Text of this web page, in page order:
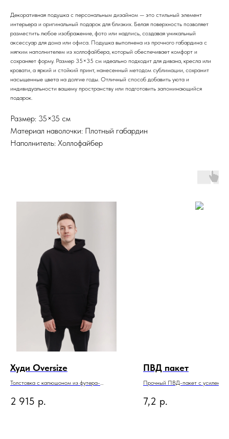
Декоративная подушка с персональным дизайном — это стильный элемент
интерьера и оригинальный подарок для близких. Белая поверхность позволяет
разместить любое изображение, фото или надпись, создавая уникальный
аксессуар для дома или офиса. Подушка выполнена из прочного габардина с
мягким наполнителем из холлофайбера, который обеспечивает комфорт и
сохраняет форму. Размер 35×35 см идеально подходит для дивана, кресла или
кровати, а яркий и стойкий принт, нанесенный методом сублимации, сохранит
насыщенные цвета на долгие годы. Отличный способ добавить уюта и
индивидуальности вашему пространству или подготовить запоминающийся
подарок.
Размер: 35×35 см
Материал наволочки: Плотный габардин
Наполнитель: Холлофайбер
Худи Oversize
Толстовка с капюшоном из футера-
2 915 р.
ПВД пакет
Прочный ПВД-пакет с усиленной
Изготовлен из
7,2 р.